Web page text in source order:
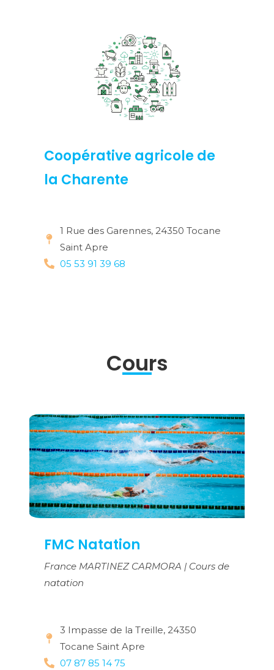
Coopérative agricole de
la Charente
1 Rue des Garennes, 24350 Tocane
Saint Apre
05 53 91 39 68
Cours
FMC Natation
France MARTINEZ CARMORA | Cours de
natation
3 Impasse de la Treille, 24350
Tocane Saint Apre
07 87 85 14 75